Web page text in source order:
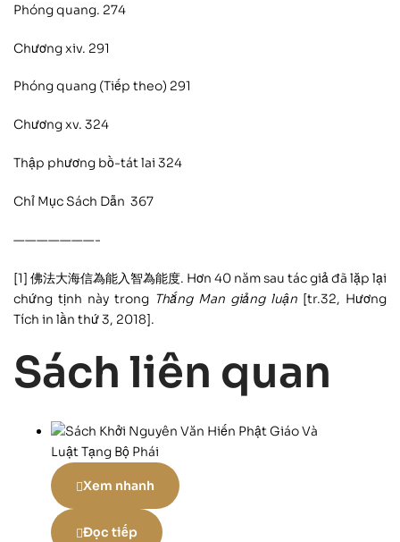
Phóng quang. 274
Chương xiv. 291
Phóng quang (Tiếp theo) 291
Chương xv. 324
Thập phương bồ-tát lai 324
Chỉ Mục Sách Dẫn 367
———————-
[1] 佛法大海信為能入智為能度. Hơn 40 năm sau tác giả đã lặp lại
chứng tịnh này trong Thắng Man giảng luận [tr.32, Hương
Tích in lần thứ 3, 2018].
Sách liên quan
Xem nhanh
Đọc tiếp